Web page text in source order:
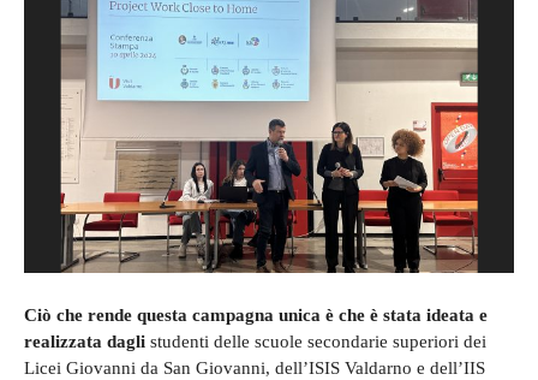
Ciò che rende questa campagna unica è che è stata ideata e
realizzata dagli studenti delle scuole secondarie superiori dei
Licei Giovanni da San Giovanni, dell’ISIS Valdarno e dell’IIS